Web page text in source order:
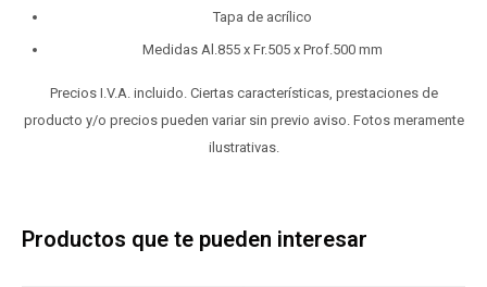
Tapa de acrílico
Medidas Al.855 x Fr.505 x Prof.500 mm
Precios I.V.A. incluido. Ciertas características, prestaciones de
producto y/o precios pueden variar sin previo aviso. Fotos meramente
ilustrativas.
Productos que te pueden interesar